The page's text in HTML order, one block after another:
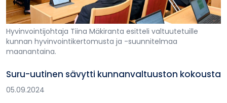
Hyvinvointijohtaja Tiina Mäkiranta esitteli valtuutetuille
kunnan hyvinvointikertomusta ja -suunnitelmaa
maanantaina.
Suru-uutinen sävytti kunnanvaltuuston kokousta
05.09.2024